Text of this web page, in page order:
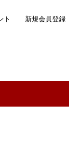
ト 新規会員登録